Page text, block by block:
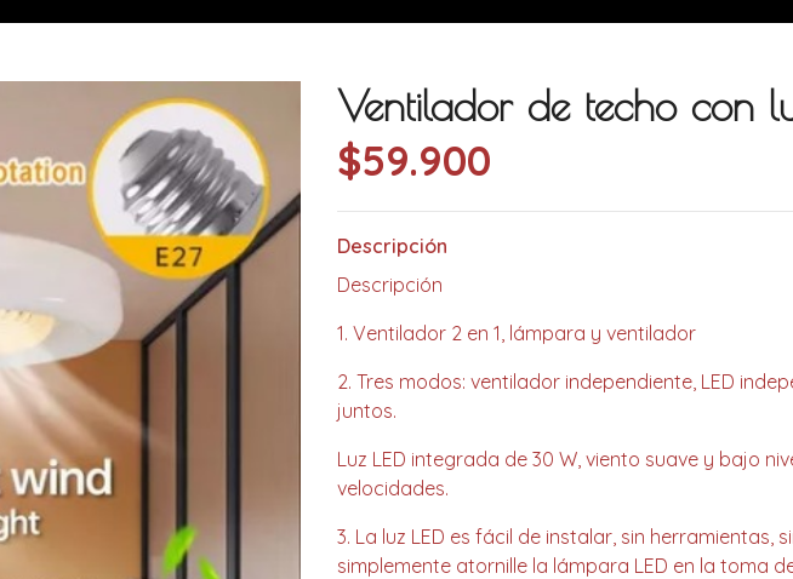
Ventilador de techo con
$59.900
Descripción
Descripción
1. Ventilador 2 en 1, lámpara y ventilador
2. Tres modos: ventilador independiente, LED
juntos.
Luz LED integrada de 30 W, viento suave y bajo
velocidades.
3. La luz LED es fácil de instalar, sin herramientas,
simplemente atornille la lámpara LED en la toma